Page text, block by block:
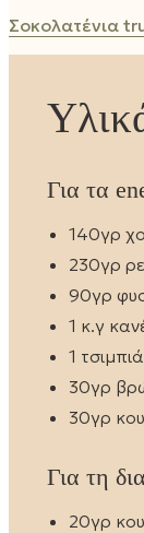
Σοκολατένια
Για τα
140γρ
230γρ
90γρ
1 κ.γ
1
30γρ
30γρ
Για τη
20γρ